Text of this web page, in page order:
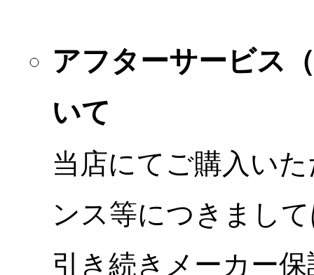
アフターサービス
いて
当店にてご購入い
ンス等につきまし
引き続きメーカー